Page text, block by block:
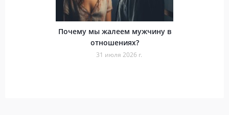
Почему мы жалеем мужчину в
отношениях?
31 июля 2026 г.